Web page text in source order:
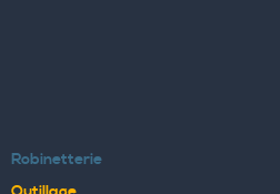
Robinetterie